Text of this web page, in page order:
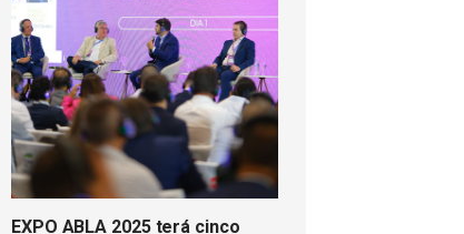
EXPO ABLA 2025 terá cinco